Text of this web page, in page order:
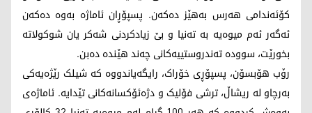
کۆئەندامی هەرس بەهێز دەکەن. پسپۆڕان ئاماژە بەوە دەکەن
ئەگەر ئەم میوەیە بە تەنیا و بێ زیادکردنی شەکر یان شوکولاتە
بخورێت، سوودە تەندروستییەکانی چەند هێندە دەبن.
رۆب هۆبسۆن، پسپۆڕی خۆراک، رایگەیاندووە کە شیلک رێژەیەکی
بەرچاو لە ریشاڵ، ترشی فۆلیک و دژەئۆکسانەکانی تێدایە. ئاماژەی